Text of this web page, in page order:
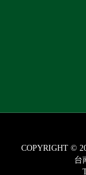
COPYRIGHT ©
台